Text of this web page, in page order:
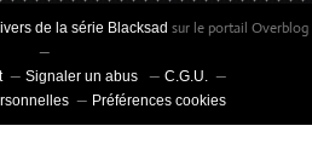
de la série Blacksad sur le portail Overblog
Signaler un abus
C.G.U.
Préférences cookies